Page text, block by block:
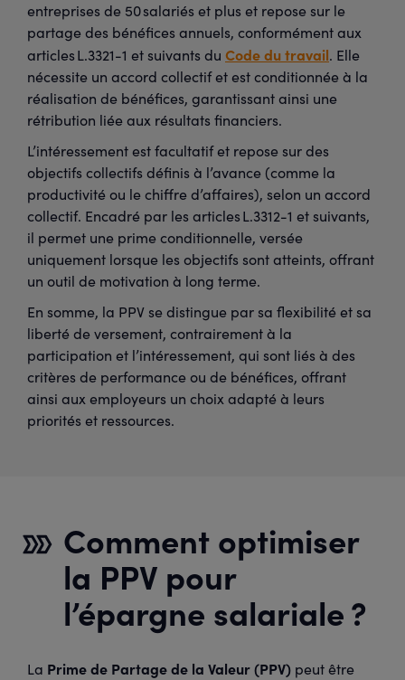
entreprises de 50 salariés et plus et repose sur le
partage des bénéfices annuels, conformément aux
articles L.3321-1 et suivants du Code du travail. Elle
nécessite un accord collectif et est conditionnée à la
réalisation de bénéfices, garantissant ainsi une
rétribution liée aux résultats financiers.
L’intéressement est facultatif et repose sur des
objectifs collectifs définis à l’avance (comme la
productivité ou le chiffre d’affaires), selon un accord
collectif. Encadré par les articles L.3312-1 et suivants,
il permet une prime conditionnelle, versée
uniquement lorsque les objectifs sont atteints, offrant
un outil de motivation à long terme.
En somme, la PPV se distingue par sa flexibilité et sa
liberté de versement, contrairement à la
participation et l’intéressement, qui sont liés à des
critères de performance ou de bénéfices, offrant
ainsi aux employeurs un choix adapté à leurs
priorités et ressources.
Comment optimiser
la PPV pour
l’épargne salariale ?
La Prime de Partage de la Valeur (PPV) peut être